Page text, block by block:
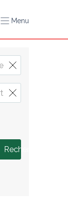
Menu
Rechercher